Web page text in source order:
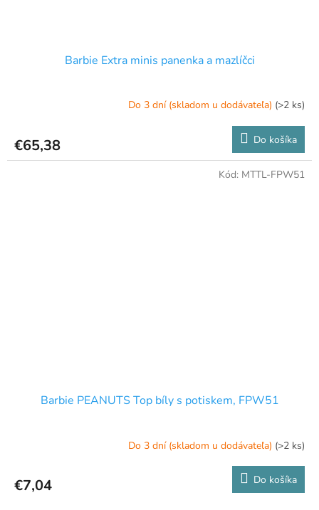
Barbie Extra minis panenka a mazlíčci
Do 3 dní (skladom u dodávateľa) (>2 ks)
€65,38 Do košíka
Barbie PEANUTS Top bíly s potiskem, FPW51
Do 3 dní (skladom u dodávateľa) (>2 ks)
€7,04 Do košíka
Kód: MTTL-FPW51